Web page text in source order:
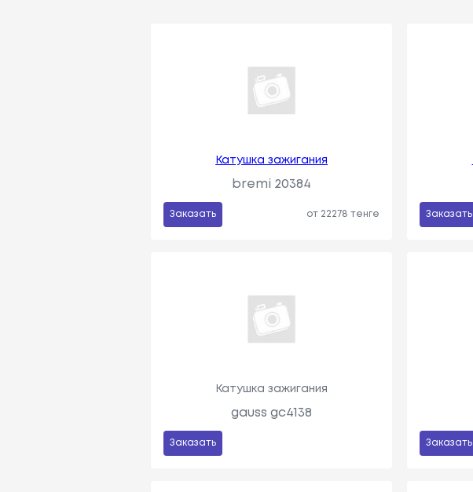
Катушка зажигания
bremi 20384
Заказать от 22278 тенге Заказать
Катушка зажигания
gauss gc4138
Заказать Заказать